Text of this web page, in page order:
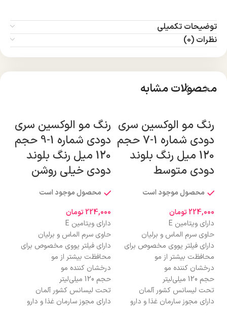
توضیحات تکمیلی
نظرات (0)
محصولات مشابه
رنگ مو الوکسین سری
دودی شماره 1-7 حجم
120 میل رنگ بلوند
دودی متوسط
محصول موجود است
224,000تومان
دارای ویتامین E
حاوی سرم الماس و برلیان
دارای فیلتر یووی مخصوص برای
محافظت بیشتر از مو
درخشان کننده مو
حجم 120 میلی‌لیتر
تحت لیسانس کشور آلمان
دارای مجوز سارمان غذا و دارو
رنگ مو الوکسین سری
دودی شماره 1-9 حجم
120 میل رنگ بلوند
دودی خیلی روشن
محصول موجود است
224,000تومان
دارای ویتامین E
حاوی سرم الماس و برلیان
دارای فیلتر یووی مخصوص برای
محافظت بیشتر از مو
درخشان کننده مو
حجم 120 میلی‌لیتر
تحت لیسانس کشور آلمان
دارای مجوز سارمان غذا و دارو